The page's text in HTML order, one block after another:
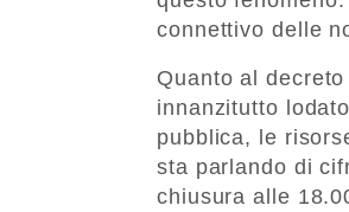
connettivo delle
Quanto al
innanzitutto
pubblica, le
sta parlando di
chiusura alle